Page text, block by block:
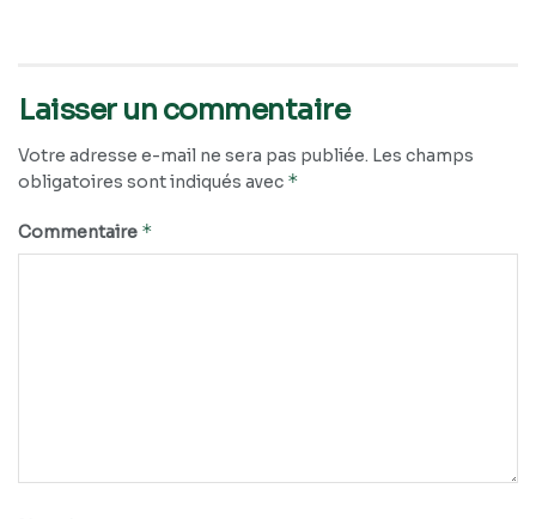
Laisser un commentaire
Votre adresse e-mail ne sera pas publiée. Les champs
obligatoires sont indiqués avec *
Commentaire *